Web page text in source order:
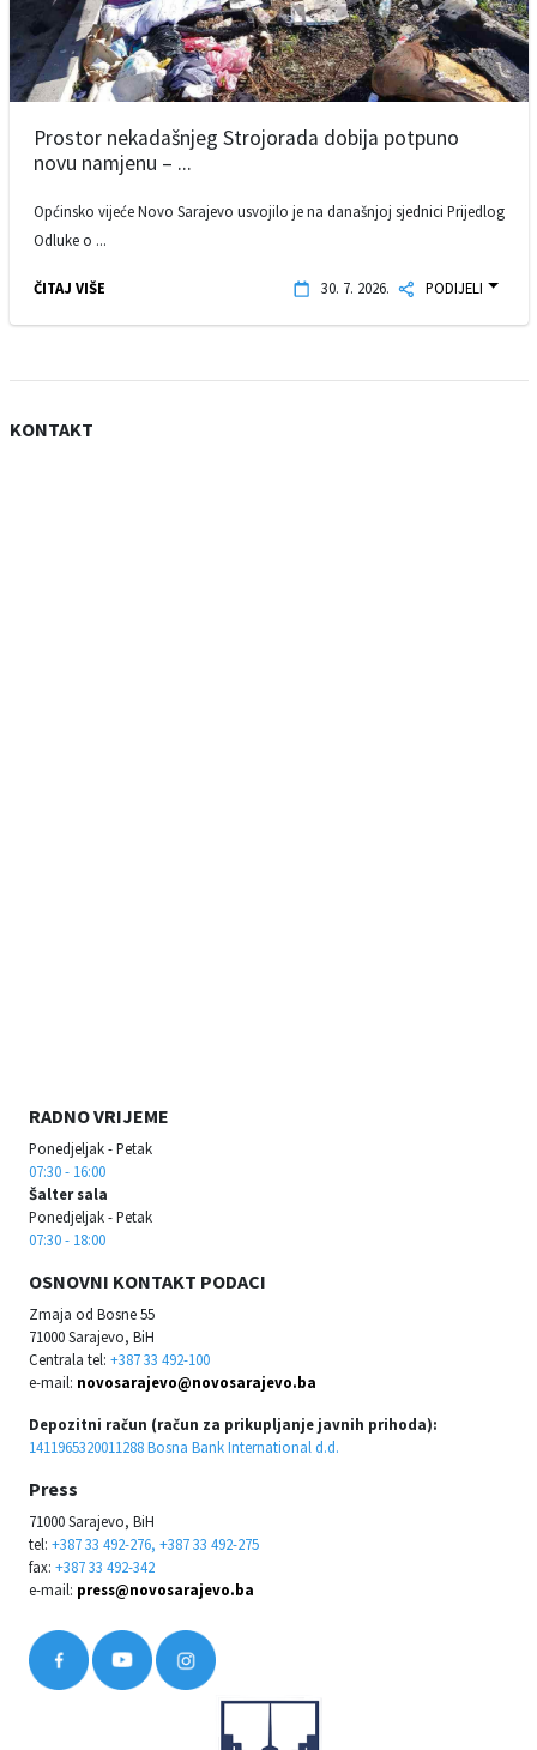
Prostor nekadašnjeg Strojorada dobija potpuno
novu namjenu – ...
Općinsko vijeće Novo Sarajevo usvojilo je na današnjoj sjednici Prijedlog
Odluke o ...
ČITAJ VIŠE 30. 7. 2026. PODIJELI
KONTAKT
RADNO VRIJEME
Ponedjeljak - Petak
07:30 - 16:00
Šalter sala
Ponedjeljak - Petak
07:30 - 18:00
OSNOVNI KONTAKT PODACI
Zmaja od Bosne 55
71000 Sarajevo, BiH
Centrala tel: +387 33 492-100
e-mail: novosarajevo@novosarajevo.ba
Depozitni račun (račun za prikupljanje javnih prihoda):
1411965320011288 Bosna Bank International d.d.
Press
71000 Sarajevo, BiH
tel: +387 33 492-276, +387 33 492-275
fax: +387 33 492-342
e-mail: press@novosarajevo.ba